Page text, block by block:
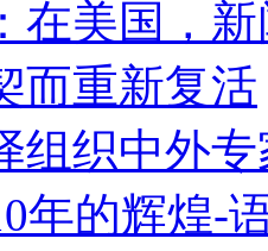
在美国，
而重新复活
组织中外
年的辉煌-